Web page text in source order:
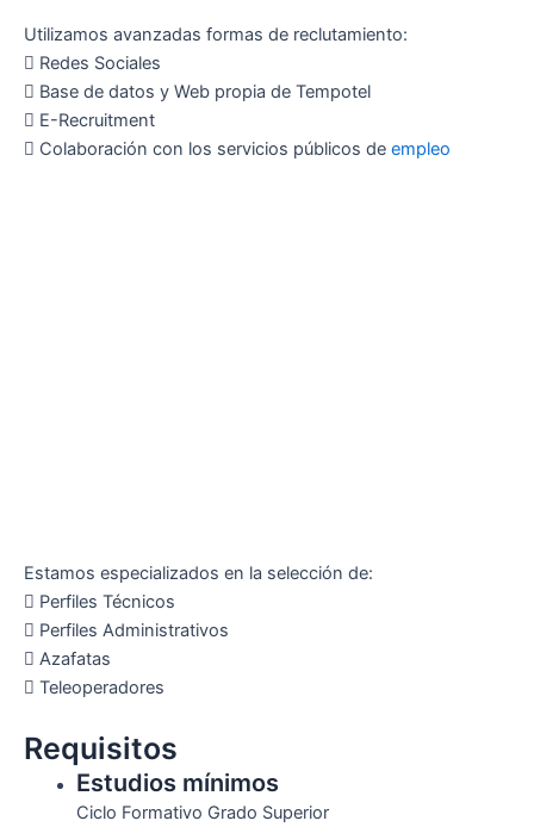
Utilizamos avanzadas formas de reclutamiento:​
 Redes Sociales
 Base de datos y Web propia de Tempotel
 E-Recruitment
 Colaboración con los servicios públicos de empleo
Estamos especializados en la selección de:​​
 Perfiles Técnicos
 Perfiles Administrativos
 Azafatas
 Teleoperadores
Requisitos
Estudios mínimos
Ciclo Formativo Grado Superior